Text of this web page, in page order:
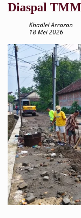
Diaspal
Khadlel Arrazan
18 Mei 2026